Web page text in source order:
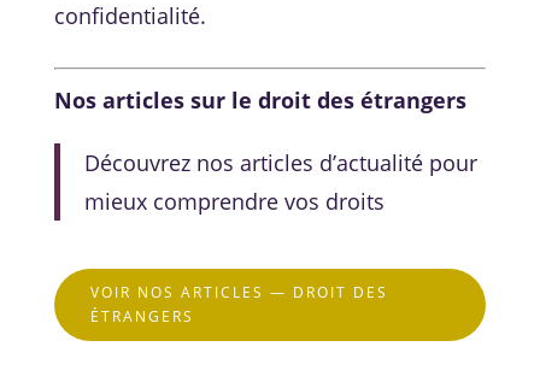
confidentialité.
Nos articles sur le droit des étrangers
Découvrez nos articles d’actualité pour
mieux comprendre vos droits
VOIR NOS ARTICLES — DROIT DES
ÉTRANGERS